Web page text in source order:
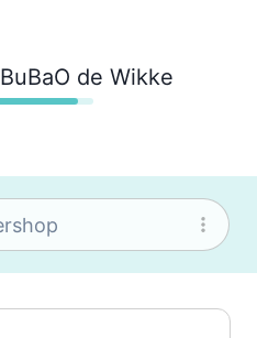
BuBaO de Wikke